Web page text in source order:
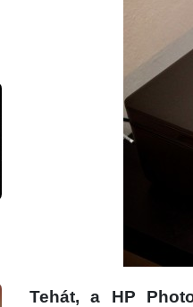
Tehát, a HP